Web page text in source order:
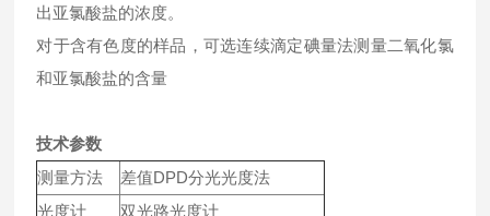
出亚氯酸盐的浓度。
对于含有色度的样品，可选连续滴定碘量法测量二氧化氯
和亚氯酸盐的含量
技术参数
测量方法
差值DPD分光光度法
光度计
双光路光度计